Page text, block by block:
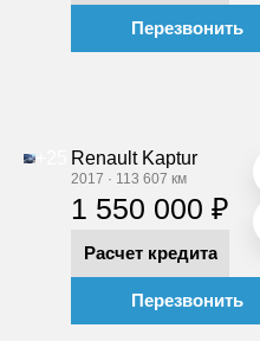
Перезвонить
Renault Kaptur
2017 · 113 607 км
1 550 000 ₽
Расчет кредита
Перезвонить